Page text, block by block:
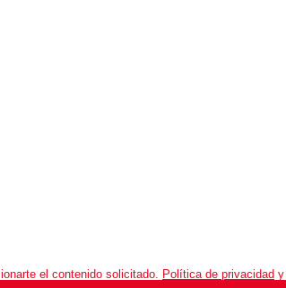
el contenido solicitado. Política de privacidad y